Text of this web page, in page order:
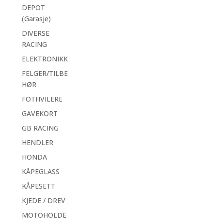
DEPOT
(Garasje)
DIVERSE
RACING
ELEKTRONIKK
FELGER/TILBE
HØR
FOTHVILERE
GAVEKORT
GB RACING
HENDLER
HONDA
KÅPEGLASS
KÅPESETT
KJEDE / DREV
MOTOHOLDE